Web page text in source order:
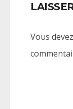
Vous devez